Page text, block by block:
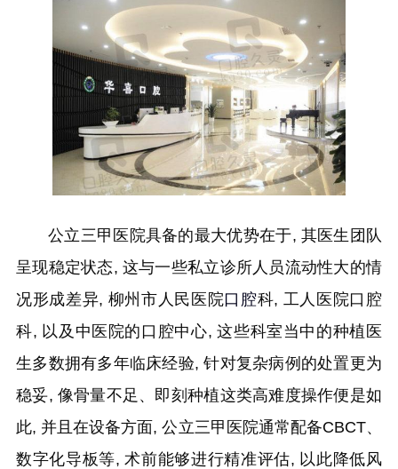
公立三甲医院具备的最大优势在于, 其医生团队
呈现稳定状态, 这与一些私立诊所人员流动性大的情
况形成差异, 柳州市人民医院口腔科, 工人医院口腔
科, 以及中医院的口腔中心, 这些科室当中的种植医
生多数拥有多年临床经验, 针对复杂病例的处置更为
稳妥, 像骨量不足、即刻种植这类高难度操作便是如
此, 并且在设备方面, 公立三甲医院通常配备CBCT、
数字化导板等, 术前能够进行精准评估, 以此降低风